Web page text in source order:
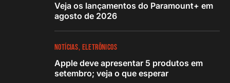
Veja os lançamentos do Paramount+ em
agosto de 2026
NOTÍCIAS ELETRÔNICOS
Apple deve apresentar 5 produtos em
setembro; veja o que esperar